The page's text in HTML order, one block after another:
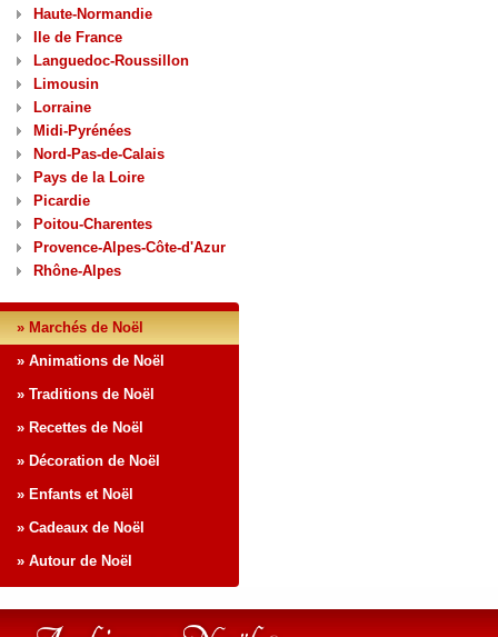
Haute-Normandie
Ile de France
Languedoc-Roussillon
Limousin
Lorraine
Midi-Pyrénées
Nord-Pas-de-Calais
Pays de la Loire
Picardie
Poitou-Charentes
Provence-Alpes-Côte-d'Azur
Rhône-Alpes
» Marchés de Noël
» Animations de Noël
» Traditions de Noël
» Recettes de Noël
» Décoration de Noël
» Enfants et Noël
» Cadeaux de Noël
» Autour de Noël